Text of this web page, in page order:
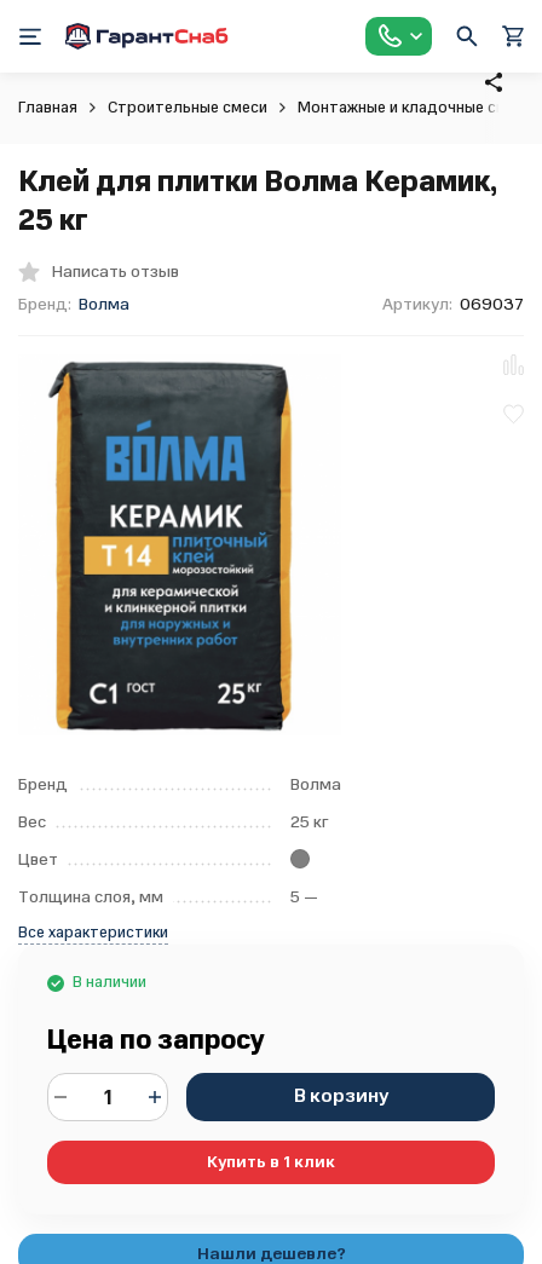
Главная Строительные смеси Монтажные и кладочные смеси
Клей для плитки Волма Керамик,
25 кг
Написать отзыв
Бренд: Волма Артикул: 069037
Бренд
Волма
Вес
25 кг
Цвет
Толщина слоя, мм
5 —
Все характеристики
В наличии
Цена по запросу
В корзину
Купить в 1 клик